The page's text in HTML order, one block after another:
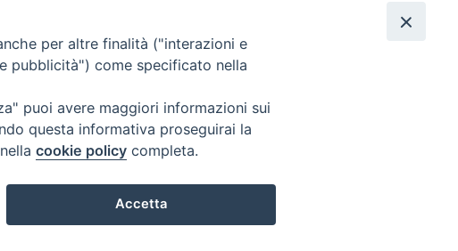
© 2025 MarcheMedia s.c. – Via Cincinelli 4 – 62100 Macerata
Partita IVA: 01337550436 |
per altre finalità ("interazioni e
pubblicità") come specificato nella
puoi avere maggiori informazioni sui
questa informativa proseguirai la
cookie policy completa.
Accetta